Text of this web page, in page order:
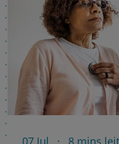
07 Jul 8 mins